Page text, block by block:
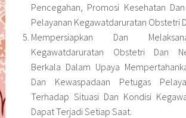
Pencegahan, Promosi Kesehatan
Pelayanan Kegawatdaruratan Obstetri
Mempersiapkan Dan
Kegawatdaruratan Obstetri Dan
Berkala Dalam Upaya
Dan Kewaspadaan Petugas
Terhadap Situasi Dan Kondisi
Dapat Terjadi Setiap Saat.